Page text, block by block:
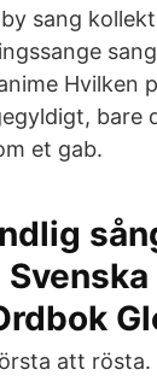
sang
Hvilken
bare
et gab.
att rösta.